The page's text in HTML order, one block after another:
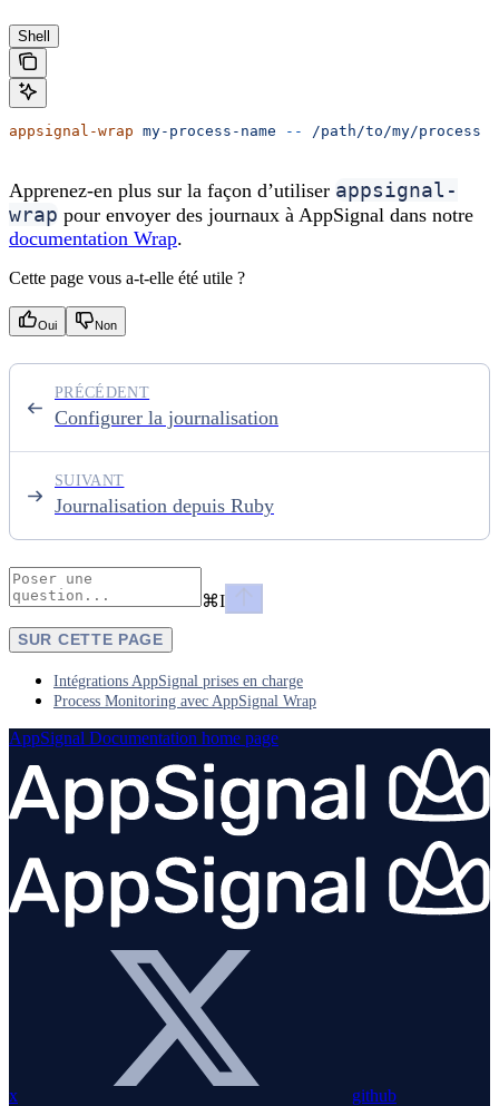
Shell
appsignal-wrap my-process-name -- /path/to/my/process
Apprenez-en plus sur la façon d’utiliser appsignal-
wrap pour envoyer des journaux à AppSignal dans notre
documentation Wrap.
Cette page vous a-t-elle été utile ?
Oui Non
Configurer la journalisation
PRÉCÉDENT
Journalisation depuis Ruby
SUIVANT
⌘I
SUR CETTE PAGE
Intégrations AppSignal prises en charge
Process Monitoring avec AppSignal Wrap
AppSignal Documentation home page
x github